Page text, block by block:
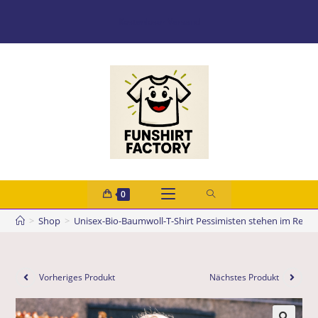
0
> Shop > Unisex-Bio-Baumwoll-T-Shirt Pessimisten stehen im
Vorheriges Produkt Nächstes Produkt